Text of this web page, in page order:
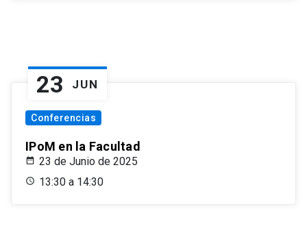
23 JUN
Conferencias
IPoM en la Facultad
23 de Junio de 2025
13:30 a 14:30